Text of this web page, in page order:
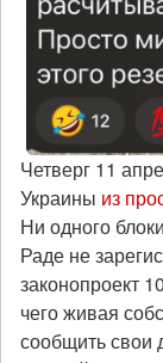
Четверг 11
Украины из
Ни одного
Раде не
законопроект
чего живая
сообщить свои